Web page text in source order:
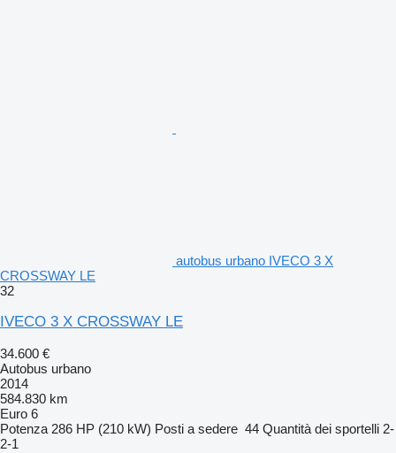
autobus urbano IVECO 3 X
CROSSWAY LE
32
IVECO 3 X CROSSWAY LE
34.600 €
Autobus urbano
2014
584.830 km
Euro 6
Potenza 286 HP (210 kW) Posti a sedere 44 Quantità dei sportelli 2-
2-1